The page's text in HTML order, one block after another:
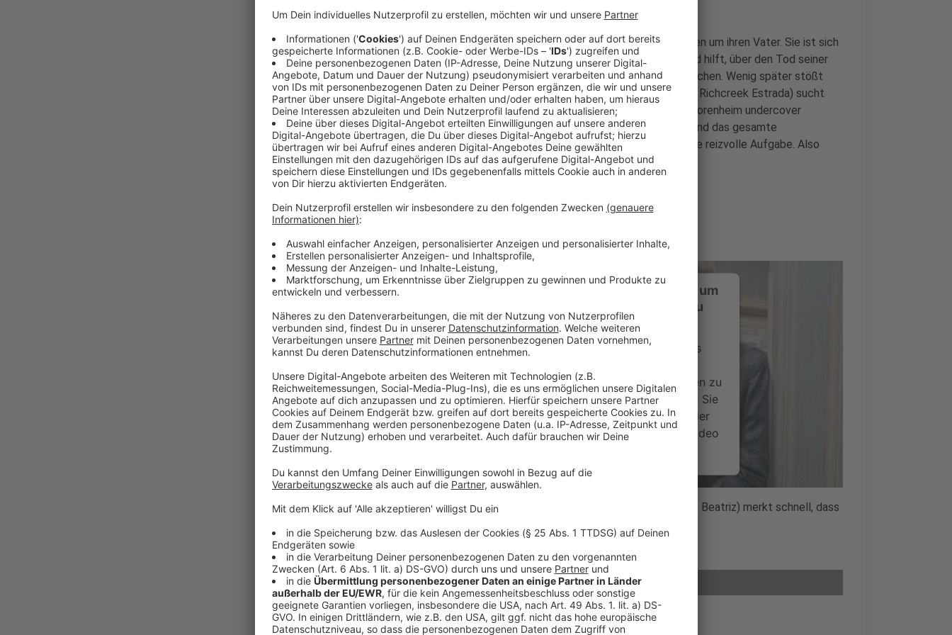
Seine Tochter Emily (Mary Elizabeth Ellis) macht sich große Sorgen um ihren Vater. Sie ist sich
sicher, dass ihr Dad eine neue Aufgabe braucht, die ihn ausfüllt und hilft, über den Tod seiner
Frau hinwegzukommen. Sie ermuntert ihn, sich eine Aufgabe zu suchen. Wenig später stößt
Charles auf eine Zeitungsanzeige. Die Privatdetektivin Julie (Lilah Richcreek Estrada) sucht
einen Assistenten im Alter von 75 bis 85 Jahren, der in einem Seniorenheim undercover
ermitteln soll. Ein wertvolles Familienerbstück wurde gestohlen und das gesamte
Seniorenheim „Pacific View“ steht unter Verdacht. Für Charles eine reizvolle Aufgabe. Also
schlägt er zu.
Streaming-Dienst: Netflix
Wir benötigen Ihre Zustimmung, um
den YouTube Video-Service zu
laden!
Wir verwenden einen Service eines
einzubetten. Dieser Service kann Daten zu
Ihren Aktivitäten sammeln. Bitte lesen Sie
die Details durch und stimmen Sie der
Nutzung des Service zu, um dieses Video
Mehr Informationen
powered byUsercentrics Consent Management
Platform
Charles muss vorsichtig agieren, denn Heimleiterin Didi (Stephanie Beatriz) merkt schnell, dass
Anzeige
©Copyright: Netflix
Charles steckt überall seine Nase rein.